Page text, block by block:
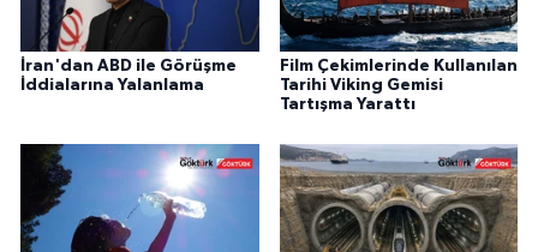
İran'dan ABD ile Görüşme
İddialarına Yalanlama
Film Çekimlerinde Kullanılan
Tarihi Viking Gemisi
Tartışma Yarattı